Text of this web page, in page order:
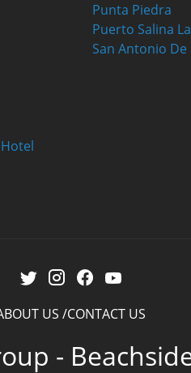
Punta Piedra
Puerto Salina
San Antonio De
US CONTACT US
-